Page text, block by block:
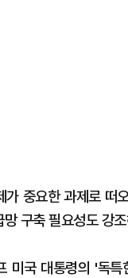
중요한 과제로 떠
구축 필요성도 강
미국 대통령의 '독